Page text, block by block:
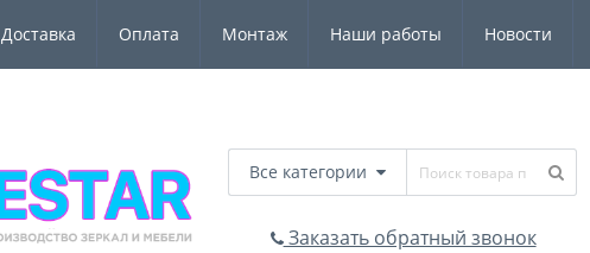
Доставка Оплата Монтаж Наши работы Новости
Все категории
Заказать обратный звонок